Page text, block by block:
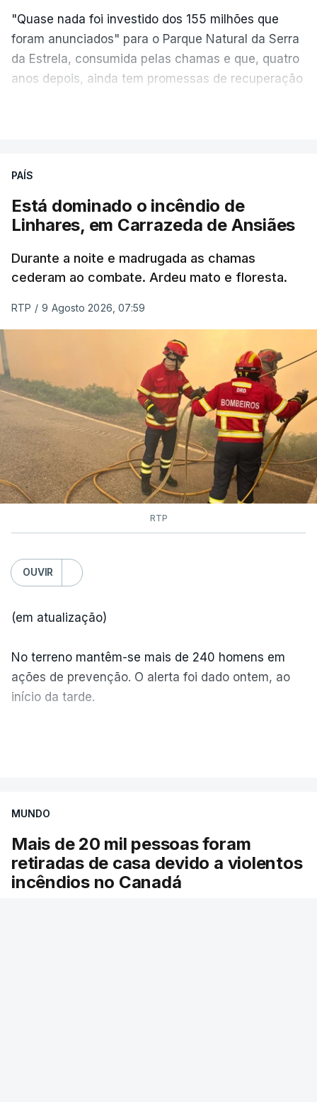
"Quase nada foi investido dos 155 milhões que
foram anunciados" para o Parque Natural da Serra
da Estrela, consumida pelas chamas e que, quatro
anos depois, ainda tem promessas de recuperação
ESTE CONTEÚDO ESTÁ NESTE
PAÍS
Está dominado o incêndio de
Linhares, em Carrazeda de Ansiães
Durante a noite e madrugada as chamas
cederam ao combate. Ardeu mato e floresta.
RTP / 9 Agosto 2026, 07:59
RTP
OUVIR
(em atualização)
No terreno mantêm-se mais de 240 homens em
ações de prevenção. O alerta foi dado ontem, ao
início da tarde.
MUNDO
Mais de 20 mil pessoas foram
retiradas de casa devido a violentos
incêndios no Canadá